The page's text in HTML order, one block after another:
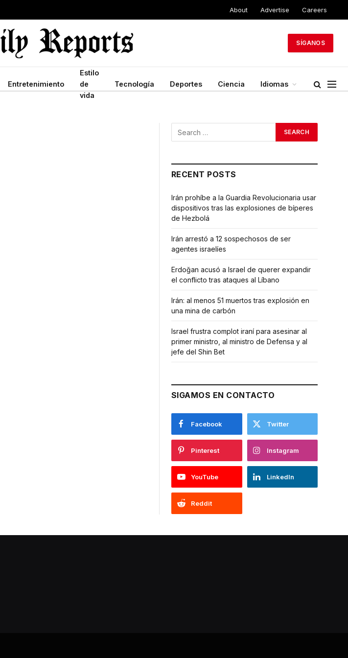
About Advertise Careers
SÍGANOS
Entretenimiento
Estilo
de
vida
Tecnología Deportes Ciencia Idiomas
RECENT POSTS
Irán prohíbe a la Guardia Revolucionaria usar
dispositivos tras las explosiones de bíperes
de Hezbolá
Irán arrestó a 12 sospechosos de ser
agentes israelíes
Erdoğan acusó a Israel de querer expandir
el conflicto tras ataques al Líbano
Irán: al menos 51 muertos tras explosión en
una mina de carbón
Israel frustra complot iraní para asesinar al
primer ministro, al ministro de Defensa y al
jefe del Shin Bet
SIGAMOS EN CONTACTO
Facebook Twitter
Pinterest Instagram
YouTube LinkedIn
Reddit